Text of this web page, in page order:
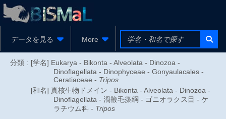
データを見る More
分類 : [学名] Eukarya - Bikonta - Alveolata - Dinozoa -
Dinoflagellata - Dinophyceae - Gonyaulacales -
Ceratiaceae - Tripos
[和名] 真核生物ドメイン - Bikonta - Alveolata - Dinozoa -
Dinoflagellata - 渦鞭毛藻綱 - ゴニオラクス目 - ケ
ラチウム科 - Tripos